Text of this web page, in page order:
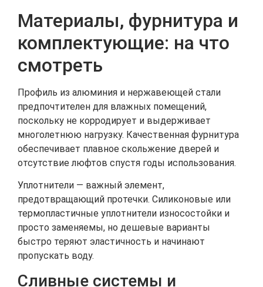
Материалы, фурнитура и
комплектующие: на что
смотреть
Профиль из алюминия и нержавеющей стали
предпочтителен для влажных помещений,
поскольку не корродирует и выдерживает
многолетнюю нагрузку. Качественная фурнитура
обеспечивает плавное скольжение дверей и
отсутствие люфтов спустя годы использования.
Уплотнители — важный элемент,
предотвращающий протечки. Силиконовые или
термопластичные уплотнители износостойки и
просто заменяемы, но дешевые варианты
быстро теряют эластичность и начинают
пропускать воду.
Сливные системы и